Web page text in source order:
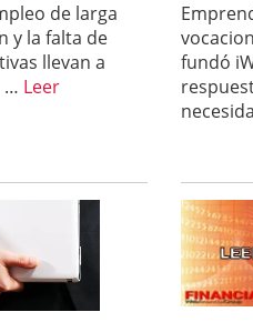
y un problema: ¿por qué no
de larga
y la falta de
llevan a
… Leer
fundó